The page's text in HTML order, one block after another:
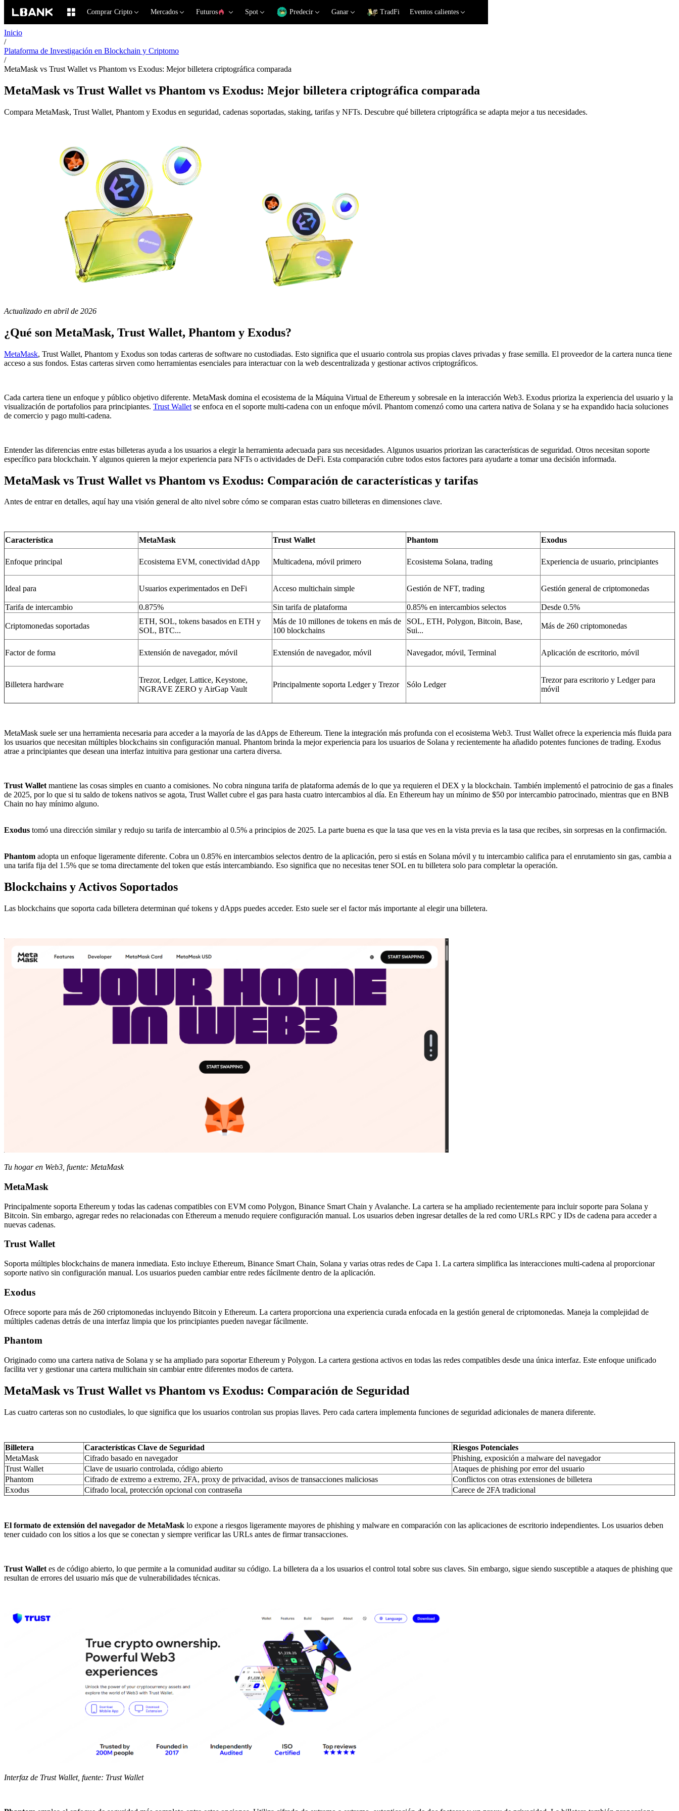
Comprar Cripto Mercados Futuros Spot Predecir Ganar TradFi Eventos calientes
Inicio
/
Plataforma de Investigación en Blockchain y Criptomo
/
MetaMask vs Trust Wallet vs Phantom vs Exodus: Mejor billetera criptográfica comparada
MetaMask vs Trust Wallet vs Phantom vs Exodus: Mejor billetera criptográfica comparada
Compara MetaMask, Trust Wallet, Phantom y Exodus en seguridad, cadenas soportadas, staking, tarifas y NFTs. Descubre qué billetera criptográfica se adapta mejor a tus necesidades.
Actualizado en abril de 2026
¿Qué son MetaMask, Trust Wallet, Phantom y Exodus?
MetaMask, Trust Wallet, Phantom y Exodus son todas carteras de software no custodiadas. Esto significa que el usuario controla sus propias claves privadas y frase semilla. El proveedor de la cartera nunca tiene
acceso a sus fondos. Estas carteras sirven como herramientas esenciales para interactuar con la web descentralizada y gestionar activos criptográficos.
Cada cartera tiene un enfoque y público objetivo diferente. MetaMask domina el ecosistema de la Máquina Virtual de Ethereum y sobresale en la interacción Web3. Exodus prioriza la experiencia del usuario y la
visualización de portafolios para principiantes. Trust Wallet se enfoca en el soporte multi-cadena con un enfoque móvil. Phantom comenzó como una cartera nativa de Solana y se ha expandido hacia soluciones
de comercio y pago multi-cadena.
Entender las diferencias entre estas billeteras ayuda a los usuarios a elegir la herramienta adecuada para sus necesidades. Algunos usuarios priorizan las características de seguridad. Otros necesitan soporte
específico para blockchain. Y algunos quieren la mejor experiencia para NFTs o actividades de DeFi. Esta comparación cubre todos estos factores para ayudarte a tomar una decisión informada.
MetaMask vs Trust Wallet vs Phantom vs Exodus: Comparación de características y tarifas
Antes de entrar en detalles, aquí hay una visión general de alto nivel sobre cómo se comparan estas cuatro billeteras en dimensiones clave.
Característica MetaMask Trust Wallet Phantom Exodus
Enfoque principal Ecosistema EVM, conectividad dApp Multicadena, móvil primero Ecosistema Solana, trading Experiencia de usuario, principiantes
Ideal para Usuarios experimentados en DeFi Acceso multichain simple Gestión de NFT, trading Gestión general de criptomonedas
Tarifa de intercambio 0.875% Sin tarifa de plataforma 0.85% en intercambios selectos Desde 0.5%
Criptomonedas soportadas
ETH, SOL, tokens basados en ETH y
SOL, BTC...
Más de 10 millones de tokens en más de
100 blockchains
SOL, ETH, Polygon, Bitcoin, Base,
Sui...
Más de 260 criptomonedas
Factor de forma Extensión de navegador, móvil Extensión de navegador, móvil Navegador, móvil, Terminal Aplicación de escritorio, móvil
Billetera hardware
Trezor, Ledger, Lattice, Keystone,
NGRAVE ZERO y AirGap Vault
Principalmente soporta Ledger y Trezor Sólo Ledger
Trezor para escritorio y Ledger para
móvil
MetaMask suele ser una herramienta necesaria para acceder a la mayoría de las dApps de Ethereum. Tiene la integración más profunda con el ecosistema Web3. Trust Wallet ofrece la experiencia más fluida para
los usuarios que necesitan múltiples blockchains sin configuración manual. Phantom brinda la mejor experiencia para los usuarios de Solana y recientemente ha añadido potentes funciones de trading. Exodus
atrae a principiantes que desean una interfaz intuitiva para gestionar una cartera diversa.
Trust Walletmantiene las cosas simples en cuanto a comisiones. No cobra ninguna tarifa de plataforma además de lo que ya requieren el DEX y la blockchain. También implementó el patrocinio de gas a finales
de 2025, por lo que si tu saldo de tokens nativos se agota, Trust Wallet cubre el gas para hasta cuatro intercambios al día. En Ethereum hay un mínimo de $50 por intercambio patrocinado, mientras que en BNB
Chain no hay mínimo alguno.
Exodus tomó una dirección similar y redujo su tarifa de intercambio al 0.5% a principios de 2025. La parte buena es que la tasa que ves en la vista previa es la tasa que recibes, sin sorpresas en la confirmación.
Phantom adopta un enfoque ligeramente diferente. Cobra un 0.85% en intercambios selectos dentro de la aplicación, pero si estás en Solana móvil y tu intercambio califica para el enrutamiento sin gas, cambia a
una tarifa fija del 1.5% que se toma directamente del token que estás intercambiando. Eso significa que no necesitas tener SOL en tu billetera solo para completar la operación.
Blockchains y Activos Soportados
Las blockchains que soporta cada billetera determinan qué tokens y dApps puedes acceder. Esto suele ser el factor más importante al elegir una billetera.
Tu hogar en Web3, fuente: MetaMask
MetaMask
Principalmente soporta Ethereum y todas las cadenas compatibles con EVM como Polygon, Binance Smart Chain y Avalanche. La cartera se ha ampliado recientemente para incluir soporte para Solana y
Bitcoin. Sin embargo, agregar redes no relacionadas con Ethereum a menudo requiere configuración manual. Los usuarios deben ingresar detalles de la red como URLs RPC y IDs de cadena para acceder a
nuevas cadenas.
Trust Wallet
Soporta múltiples blockchains de manera inmediata. Esto incluye Ethereum, Binance Smart Chain, Solana y varias otras redes de Capa 1. La cartera simplifica las interacciones multi-cadena al proporcionar
soporte nativo sin configuración manual. Los usuarios pueden cambiar entre redes fácilmente dentro de la aplicación.
Exodus
Ofrece soporte para más de 260 criptomonedas incluyendo Bitcoin y Ethereum. La cartera proporciona una experiencia curada enfocada en la gestión general de criptomonedas. Maneja la complejidad de
múltiples cadenas detrás de una interfaz limpia que los principiantes pueden navegar fácilmente.
Phantom
Originado como una cartera nativa de Solana y se ha ampliado para soportar Ethereum y Polygon. La cartera gestiona activos en todas las redes compatibles desde una única interfaz. Este enfoque unificado
facilita ver y gestionar una cartera multichain sin cambiar entre diferentes modos de cartera.
MetaMask vs Trust Wallet vs Phantom vs Exodus: Comparación de Seguridad
Las cuatro carteras son no custodiales, lo que significa que los usuarios controlan sus propias llaves. Pero cada cartera implementa funciones de seguridad adicionales de manera diferente.
Billetera Características Clave de Seguridad
Riesgos Potenciales
MetaMask
Cifrado basado en navegador
Phishing, exposición a malware del navegador
Trust Wallet
Clave de usuario controlada, código abierto
Ataques de phishing por error del usuario
Phantom
Cifrado de extremo a extremo, 2FA, proxy de privacidad, avisos de transacciones maliciosas
Conflictos con otras extensiones de billetera
Exodus
Cifrado local, protección opcional con contraseña Carece de 2FA tradicional
El formato de extensión del navegador de MetaMask lo expone a riesgos ligeramente mayores de phishing y malware en comparación con las aplicaciones de escritorio independientes. Los usuarios deben
tener cuidado con los sitios a los que se conectan y siempre verificar las URLs antes de firmar transacciones.
Trust Wallet es de código abierto, lo que permite a la comunidad auditar su código. La billetera da a los usuarios el control total sobre sus claves. Sin embargo, sigue siendo susceptible a ataques de phishing que
resultan de errores del usuario más que de vulnerabilidades técnicas.
Interfaz de Trust Wallet, fuente: Trust Wallet